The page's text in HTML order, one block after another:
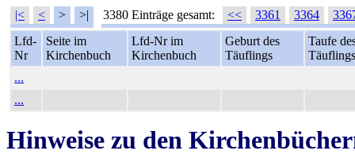
|< < > >| 3380 Einträge gesamt: << 3361 3364
Lfd-
Nr
Seite im
Kirchenbuch
Lfd-Nr im
Kirchenbuch
Geburt des
Täuflings
Taufe
Täuflings
...
...
Hinweise zu den